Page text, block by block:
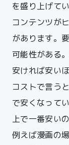
を盛り上げて
コンテンツが
があります。
可能性がある
安ければ安い
コストで言う
で安くなって
上で一番安い
例えば漫画の